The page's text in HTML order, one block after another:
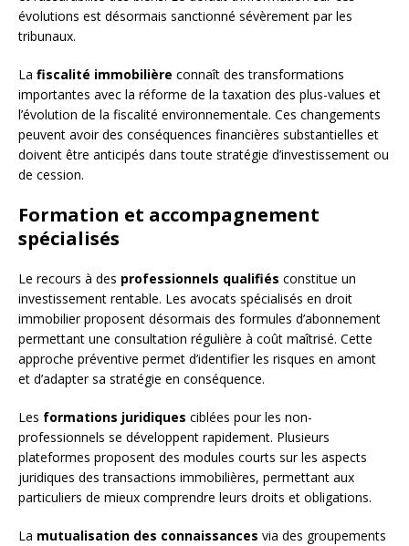
évolutions est désormais sanctionné sévèrement par les
tribunaux.
La fiscalité immobilière connaît des transformations
importantes avec la réforme de la taxation des plus-values et
l’évolution de la fiscalité environnementale. Ces changements
peuvent avoir des conséquences financières substantielles et
doivent être anticipés dans toute stratégie d’investissement ou
de cession.
Formation et accompagnement
spécialisés
Le recours à des professionnels qualifiés constitue un
investissement rentable. Les avocats spécialisés en droit
immobilier proposent désormais des formules d’abonnement
permettant une consultation régulière à coût maîtrisé. Cette
approche préventive permet d’identifier les risques en amont
et d’adapter sa stratégie en conséquence.
Les formations juridiques ciblées pour les non-
professionnels se développent rapidement. Plusieurs
plateformes proposent des modules courts sur les aspects
juridiques des transactions immobilières, permettant aux
particuliers de mieux comprendre leurs droits et obligations.
La mutualisation des connaissances via des groupements